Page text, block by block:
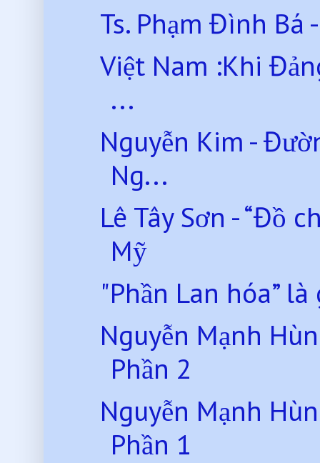
Ts. Phạm Đình Bá
Việt Nam :Khi
...
Nguyễn Kim -
Ng...
Lê Tây Sơn - “Đồ
Mỹ
"Phần Lan hóa” là
Nguyễn Mạnh
Phần 2
Nguyễn Mạnh
Phần 1